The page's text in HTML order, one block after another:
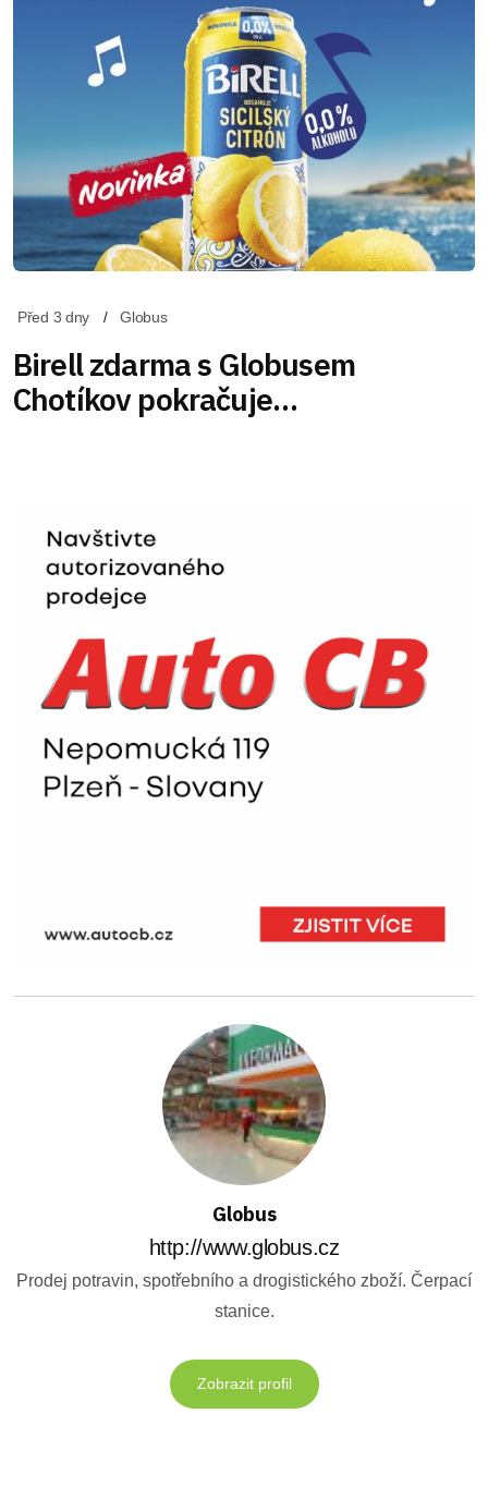
Před 3 dny Globus
Birell zdarma s Globusem
Chotíkov pokračuje…
Globus
http://www.globus.cz
Prodej potravin, spotřebního a drogistického zboží. Čerpací
stanice.
Zobrazit profil